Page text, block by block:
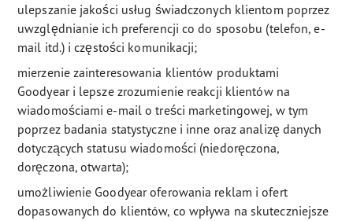
ulepszanie jakości usług świadczonych klientom poprzez
uwzględnianie ich preferencji co do sposobu (telefon, e-
mail itd.) i częstości komunikacji;
mierzenie zainteresowania klientów produktami
Goodyear i lepsze zrozumienie reakcji klientów na
wiadomościami e-mail o treści marketingowej, w tym
poprzez badania statystyczne i inne oraz analizę danych
dotyczących statusu wiadomości (niedoręczona,
doręczona, otwarta);
umożliwienie Goodyear oferowania reklam i ofert
dopasowanych do klientów, co wpływa na skuteczniejsze